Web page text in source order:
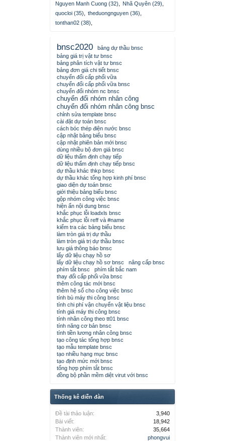
Nguyen Manh Cuong (32)
Nhã Quyên (29)
quocloi (35)
theduongnguyen (36)
tonthan02 (38)
bnsc2020
bảng dự thầu bnsc
bảng giá trị vật tư bnsc
bảng phân tích vật tư bnsc
bảng đơn giá chi tiết bnsc
chuyển đổi cấp phối vữa
chuyển đổi cấp phối vữa bnsc
chuyển đổi nhóm nc bnsc
chuyển đổi nhóm nhân công
chuyển đổi nhóm nhân công bnsc
chỉnh sửa template bnsc
cài đặt dự toán bnsc
cách bóc thép điện nước bnsc
cập nhật bảng biểu bnsc
cập nhật phiên bản mới bnsc
dùng nhiều bộ đơn giá bnsc
dữ liệu thẩm định chạy tiếp
dữ liệu thẩm định chạy tiếp bnsc
dự thầu khác thkp bnsc
dự thầu khác tổng hợp kinh phí bnsc
giao diện dự toán bnsc
giới thiệu bảng biểu bnsc
gộp nhóm công việc bnsc
hiện ẩn nội dung bnsc
khắc phục lỗi loadxls bnsc
khắc phục lỗi reff và #name
kiểm tra các bảng biểu bnsc
làm tròn giá trị dự thầu
làm tròn giá trị dự thầu bnsc
lưu giá thông báo bnsc
lấy dữ liệu chạy hồ sơ
lấy dữ liệu chạy hồ sơ bnsc
nâng cấp bnsc
phím tắt bnsc
phím tắt bắc nam
thay đổi cấp phối vữa bnsc
thêm công tác mới bnsc
thêm hệ số cho công việc bnsc
tính bù máy thi công bnsc
tính chi phí vận chuyển vật liệu bnsc
tính giá máy thi công bnsc
tính nhân công theo tt01 bnsc
tính năng cơ bản bnsc
tính tiền lương nhân công bnsc
tạo công tác tổng hợp bnsc
tạo mẫu template bnsc
tạo nhiều hạng mục bnsc
tạo định mức mới bnsc
tổng hợp phím tắt bnsc
đồng bộ phần mềm diệt virut với bnsc
Thống kê diễn đàn
Đề tài thảo luận:
3,940
Bài viết:
18,942
Thành viên:
35,664
Thành viên mới nhất:
phongvui